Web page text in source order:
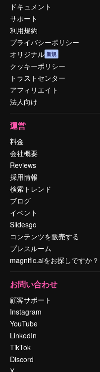
ドキュメント
サポート
利用規約
プライバシーポリシー
オリジナル 新規
クッキーポリシー
トラストセンター
アフィリエイト
法人向け
運営
料金
会社概要
Reviews
採用情報
検索トレンド
ブログ
イベント
Slidesgo
コンテンツを販売する
プレスルーム
magnific.aiをお探しですか？
お問い合わせ
顧客サポート
Instagram
YouTube
LinkedIn
TikTok
Discord